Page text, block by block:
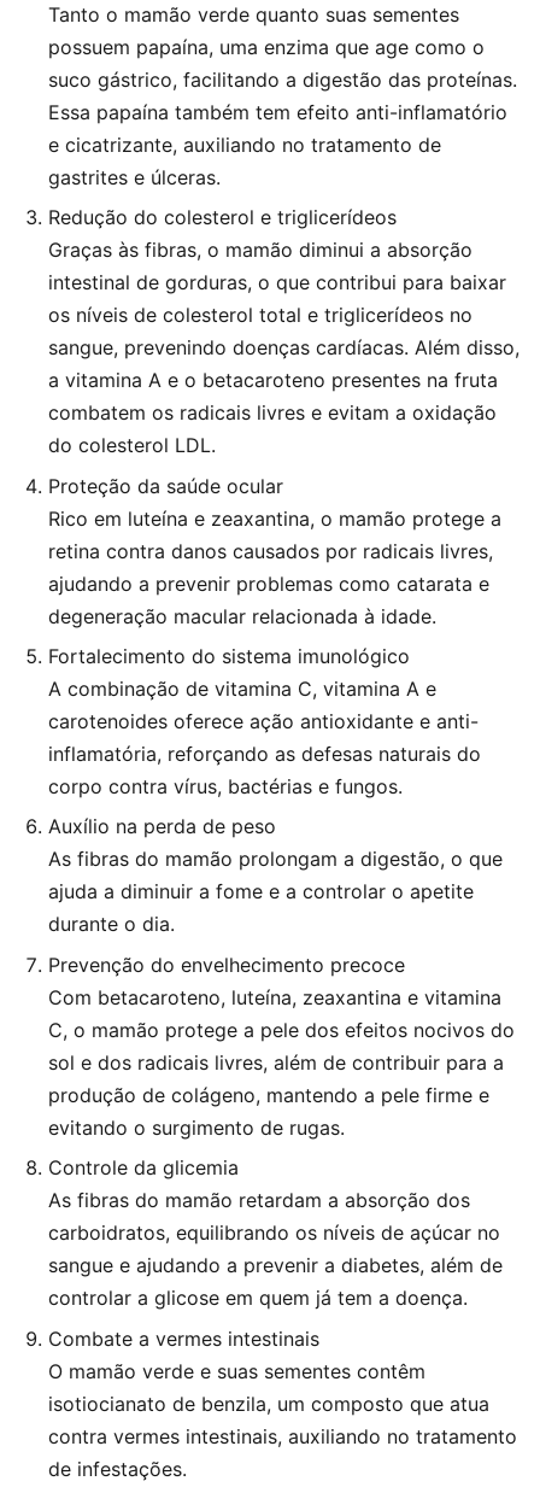
Tanto o mamão verde quanto suas sementes
possuem papaína, uma enzima que age como o
suco gástrico, facilitando a digestão das proteínas.
Essa papaína também tem efeito anti-inflamatório
e cicatrizante, auxiliando no tratamento de
gastrites e úlceras.
Redução do colesterol e triglicerídeos
Graças às fibras, o mamão diminui a absorção
intestinal de gorduras, o que contribui para baixar
os níveis de colesterol total e triglicerídeos no
sangue, prevenindo doenças cardíacas. Além disso,
a vitamina A e o betacaroteno presentes na fruta
combatem os radicais livres e evitam a oxidação
do colesterol LDL.
Proteção da saúde ocular
Rico em luteína e zeaxantina, o mamão protege a
retina contra danos causados por radicais livres,
ajudando a prevenir problemas como catarata e
degeneração macular relacionada à idade.
Fortalecimento do sistema imunológico
A combinação de vitamina C, vitamina A e
carotenoides oferece ação antioxidante e anti-
inflamatória, reforçando as defesas naturais do
corpo contra vírus, bactérias e fungos.
Auxílio na perda de peso
As fibras do mamão prolongam a digestão, o que
ajuda a diminuir a fome e a controlar o apetite
durante o dia.
Prevenção do envelhecimento precoce
Com betacaroteno, luteína, zeaxantina e vitamina
C, o mamão protege a pele dos efeitos nocivos do
sol e dos radicais livres, além de contribuir para a
produção de colágeno, mantendo a pele firme e
evitando o surgimento de rugas.
Controle da glicemia
As fibras do mamão retardam a absorção dos
carboidratos, equilibrando os níveis de açúcar no
sangue e ajudando a prevenir a diabetes, além de
controlar a glicose em quem já tem a doença.
Combate a vermes intestinais
O mamão verde e suas sementes contêm
isotiocianato de benzila, um composto que atua
contra vermes intestinais, auxiliando no tratamento
de infestações.